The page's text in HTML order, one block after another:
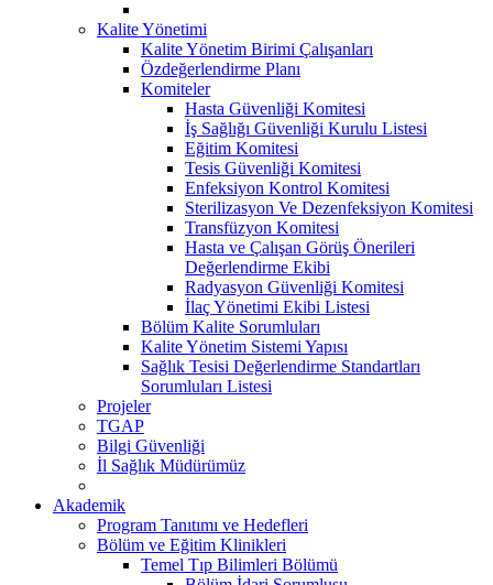
Kalite Yönetimi
Kalite Yönetim Birimi Çalışanları
Özdeğerlendirme Planı
Komiteler
Hasta Güvenliği Komitesi
İş Sağlığı Güvenliği Kurulu Listesi
Eğitim Komitesi
Tesis Güvenliği Komitesi
Enfeksiyon Kontrol Komitesi
Sterilizasyon Ve Dezenfeksiyon Komitesi
Transfüzyon Komitesi
Hasta ve Çalışan Görüş Önerileri
Değerlendirme Ekibi
Radyasyon Güvenliği Komitesi
İlaç Yönetimi Ekibi Listesi
Bölüm Kalite Sorumluları
Kalite Yönetim Sistemi Yapısı
Sağlık Tesisi Değerlendirme Standartları
Sorumluları Listesi
Projeler
TGAP
Bilgi Güvenliği
İl Sağlık Müdürümüz
Akademik
Program Tanıtımı ve Hedefleri
Bölüm ve Eğitim Klinikleri
Temel Tıp Bilimleri Bölümü